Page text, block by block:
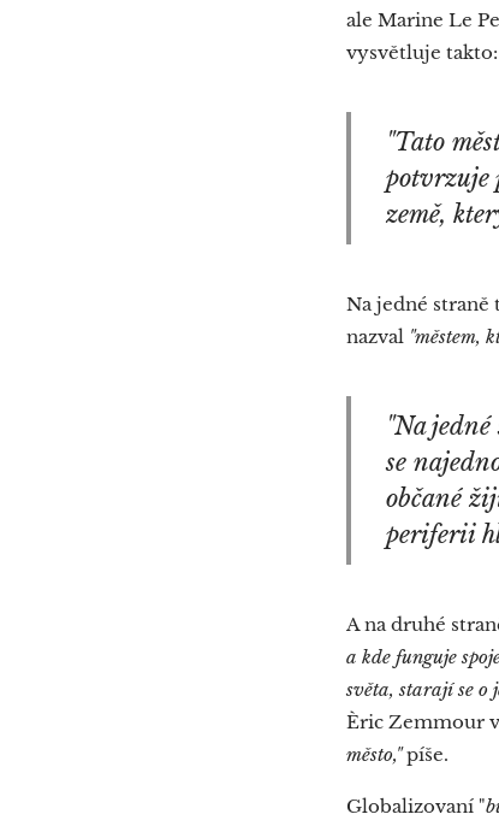
ale Marine Le
vysvětluje takto:
"Tato
potvrzuje
země,
Na jedné
nazval "městem,
"Na
se
občané
periferii
A na druhé
a kde funguje
světa, starají se o
Èric Zemmour
město,"píše.
Globalizovaní "